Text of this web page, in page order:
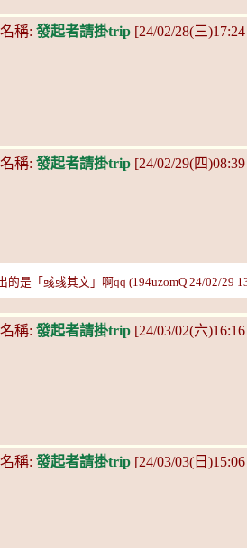
名稱: 發起者請掛trip [24/02/28(三
名稱: 發起者請掛trip [24/02/29(四
的是「彧彧其文」啊qq (194uzomQ 24/02/29
名稱: 發起者請掛trip [24/03/02(六
名稱: 發起者請掛trip [24/03/03(日